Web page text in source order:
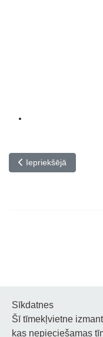
Iepriekšējais raksts:
Iepriekšējā
Noderīgi
Sīkdatnes
Šī tīmekļvietne
kas nepieciešamas